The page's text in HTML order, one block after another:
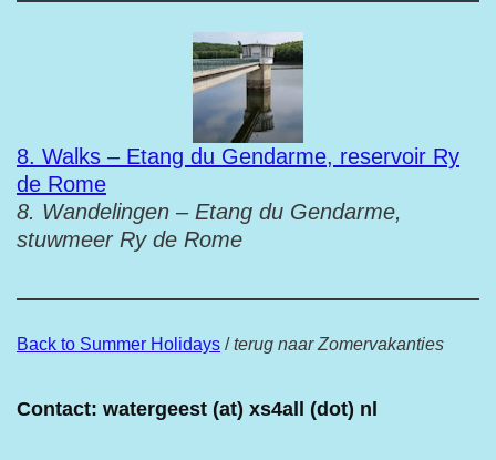
8. Walks – Etang du Gendarme, reservoir Ry
de Rome
8. Wandelingen – Etang du Gendarme,
stuwmeer Ry de Rome
Back to Summer Holidays /terug naar Zomervakanties
Contact: watergeest (at) xs4all (dot) nl